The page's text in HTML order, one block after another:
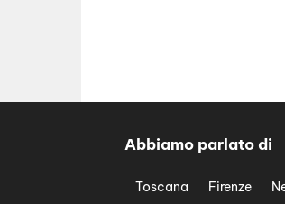
Abbiamo parlato di
Toscana Firenze